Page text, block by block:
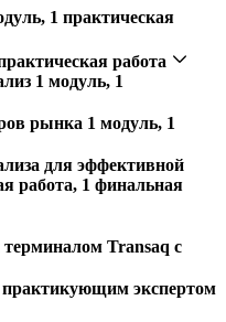
1 практическая
работа
1 модуль, 1
рынка 1 модуль, 1
для эффективной
работа, 1 финальная
Transaq с
практикующим экспертом